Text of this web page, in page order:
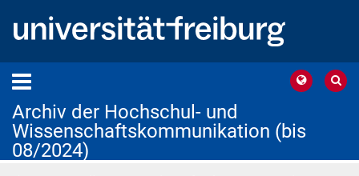
Archiv der Hochschul- und
Wissenschaftskommunikation (bis
08/2024)